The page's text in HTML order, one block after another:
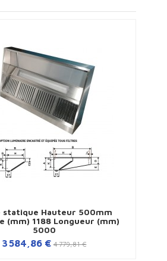
statique Hauteur 500mm
(mm) 1188 Longueur (mm)
5000
3 584,86 € 4 779,81 €